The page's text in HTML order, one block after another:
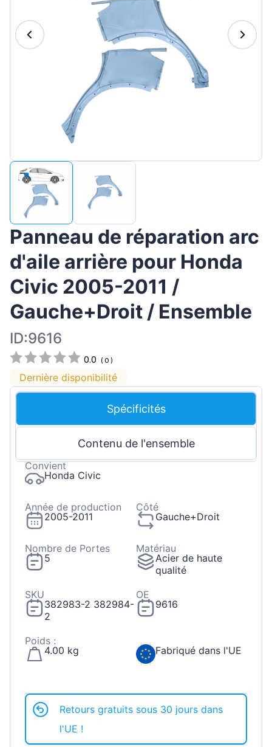
Magyar
Lietuvių
Hrvatski
Português
Slovenian
Panneau de réparation arc
d'aile arrière pour Honda
Civic 2005-2011 /
Gauche+Droit / Ensemble
ID:9616
0.0 (0 )
Dernière disponibilité
Spécificités
Contenu de l'ensemble
Convient
Honda Civic
Année de production
2005-2011
Côté
Gauche+Droit
Nombre de Portes
5
Matériau
Acier de haute
qualité
SKU
382983-2 382984-
2
OE
9616
Poids :
4.00 kg
Fabriqué dans l'UE
Retours gratuits sous 30 jours dans
l'UE !